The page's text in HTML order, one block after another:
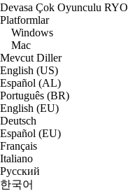
Devasa Çok Oyunculu RYO
Platformlar
Windows
Mac
Mevcut Diller
English (US)
Español (AL)
Português (BR)
English (EU)
Deutsch
Español (EU)
Français
Italiano
Русский
한국어